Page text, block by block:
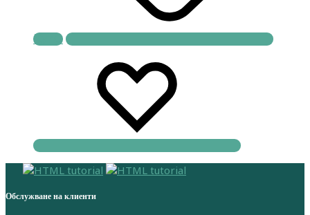
Купи
Обслужване на клиенти